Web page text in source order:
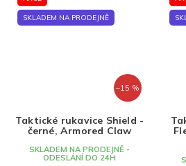
SKLADEM NA PRODEJNĚ
–15 %
Taktické rukavice Shield -
černé, Armored Claw
SKLADEM NA PRODEJNĚ -
ODESLÁNÍ DO 24H